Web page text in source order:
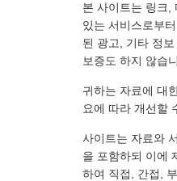
본 사이트는 링크,
있는 서비스로부
된 광고, 기타 정
보증도 하지 않습
귀하는 자료에 대
요에 따라 개선할
사이트는 자료와
을 포함하되 이에
하여 직접, 간접,